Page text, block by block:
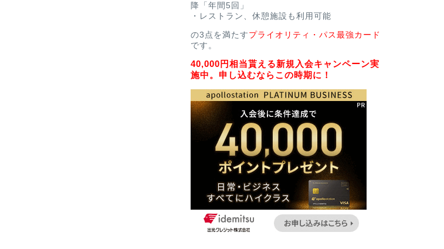
降「年間5回」
・レストラン、休憩施設も利用可能
の3点を満たす プライオリティ・パス最強カード
です。
40,000円相当貰える新規入会キャンペーン実
施中。申し込むならこの時期に！